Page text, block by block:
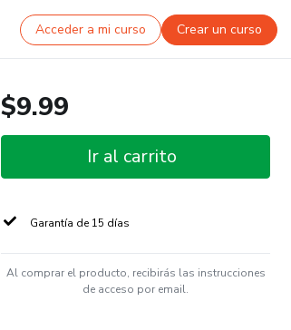
Acceder a mi curso Crear un curso
$9.99
Ir al carrito
Garantía de 15 días
Al comprar el producto, recibirás las instrucciones
de acceso por email.